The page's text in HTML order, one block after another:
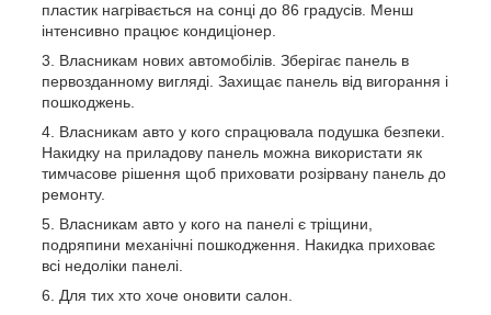
пластик нагрівається на сонці до 86 градусів. Менш
інтенсивно працює кондиціонер.
Власникам нових автомобілів. Зберігає панель в
первозданному вигляді. Захищає панель від вигорання і
пошкоджень.
Власникам авто у кого спрацювала подушка безпеки.
Накидку на приладову панель можна використати як
тимчасове рішення щоб приховати розірвану панель до
ремонту.
Власникам авто у кого на панелі є тріщини,
подряпини механічні пошкодження. Накидка приховає
всі недоліки панелі.
Для тих хто хоче оновити салон.